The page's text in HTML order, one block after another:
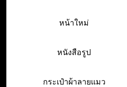
หน้าใหม่
หนังสือรูป
กระเป๋าผ้าลายแมว